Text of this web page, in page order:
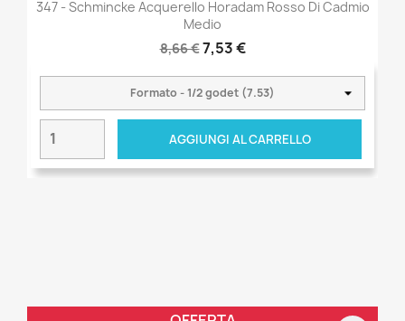
347 - Schmincke Acquerello Horadam Rosso Di Cadmio
Medio
8,66 €7,53 €
AGGIUNGI AL CARRELLO